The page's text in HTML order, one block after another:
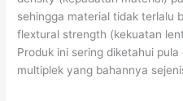
sehingga material tidak terlalu
flextural strength (kekuatan
Produk ini sering diketahui
multiplek yang bahannya